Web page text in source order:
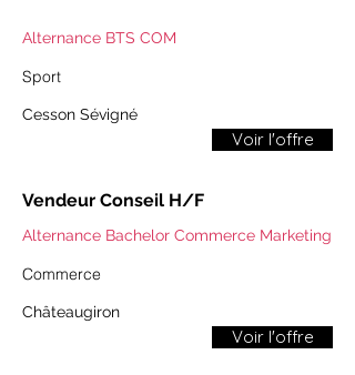
Alternance BTS COM
Sport
Cesson Sévigné
Voir l'offre
Vendeur Conseil H/F
Alternance Bachelor Commerce Marketing
Commerce
​​Châteaugiron​
Voir l'offre